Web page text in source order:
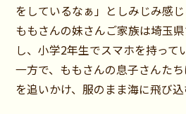
をしているなぁ」としみじみ感じ
ももさんの妹さんご家族は埼玉
し、小学2年生でスマホを持って
一方で、ももさんの息子さんた
を追いかけ、服のまま海に飛び込